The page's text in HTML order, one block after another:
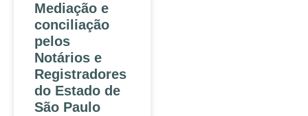
Mediação e
conciliação
pelos
Notários e
Registradores
do Estado de
São Paulo